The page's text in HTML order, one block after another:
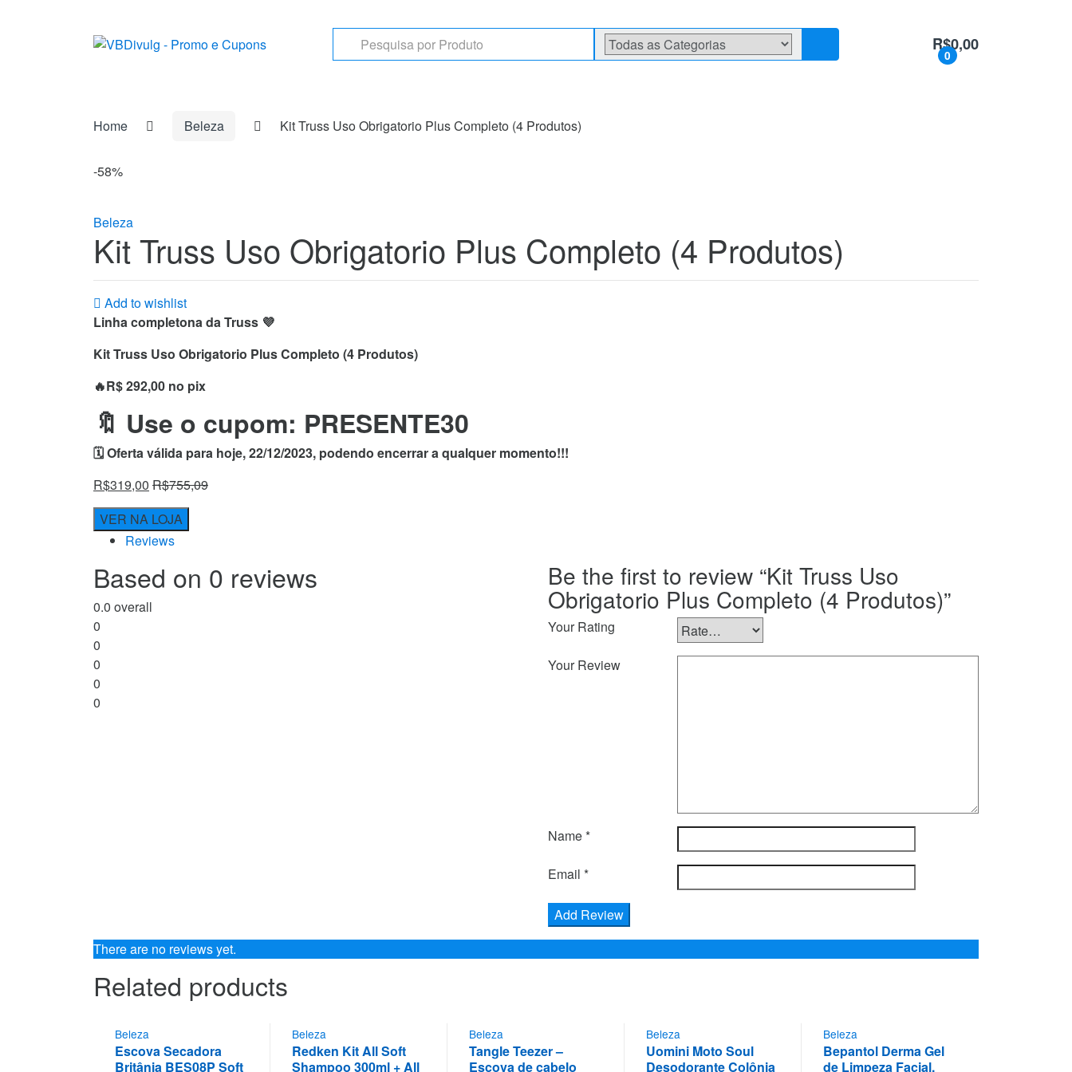
Search
0
R$0,00
Home Beleza Kit Truss Uso Obrigatorio Plus Completo (4 Produtos)
-58%
Beleza
Kit Truss Uso Obrigatorio Plus Completo (4 Produtos)
Add to wishlist
Linha completona da Truss 💜
Kit Truss Uso Obrigatorio Plus Completo (4 Produtos)
🔥R$ 292,00 no pix
🔖 Use o cupom: PRESENTE30
🗓 Oferta válida para hoje, 22/12/2023, podendo encerrar a qualquer momento!!!
R$319,00 R$755,09
VER NA LOJA
Reviews
Based on 0 reviews
0.0 overall
0
0
0
0
0
Be the first to review “Kit Truss Uso
Obrigatorio Plus Completo (4 Produtos)”
Your Rating
Your Review
Name*
Email *
There are no reviews yet.
Related products
Beleza
Escova Secadora
Britânia BES08P Soft
Beleza
Redken Kit All Soft
Shampoo 300ml + All
Beleza
Tangle Teezer –
Escova de cabelo
Beleza
Uomini Moto Soul
Desodorante Colônia
Beleza
Bepantol Derma Gel
de Limpeza Facial,